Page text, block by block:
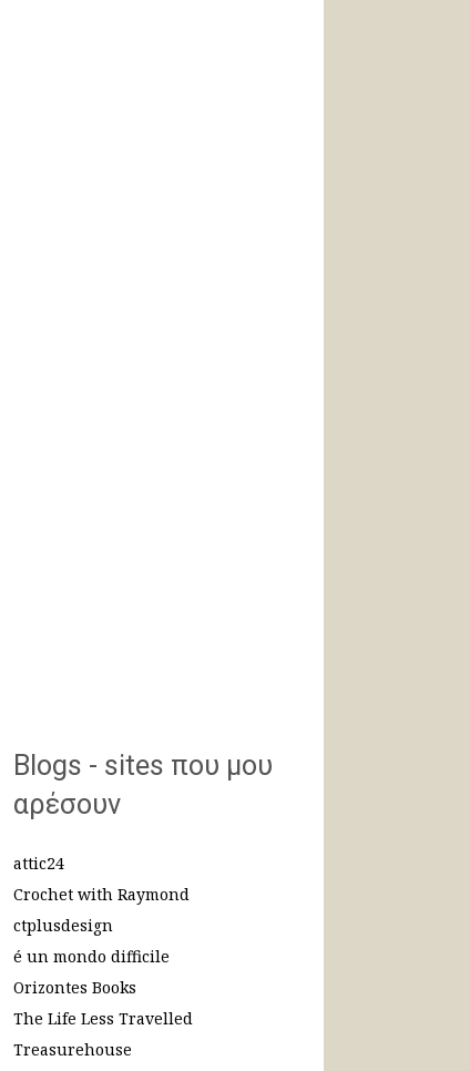
Blogs - sites που μου
αρέσουν
attic24
Crochet with Raymond
ctplusdesign
é un mondo difficile
Orizontes Books
The Life Less Travelled
Treasurehouse